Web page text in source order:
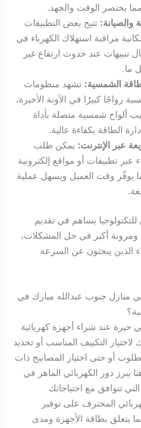
يختصر الوقت والجهد.
والصيانة: تتيح بعض التطبيقات
مراقبة استهلاك الكهرباء في
تنبيهات عند حدوث ارتفاع غير
ما.
الشمسية: تشهد منظومات
رواجًا كبيرًا في الآونة الأخيرة،
ألواح شمسية متصلة بأداة
الطاقة بكفاءة عالية.
عبر الإنترنت: يمكن طلب
عبر تطبيقات أو مواقع إلكترونية
يوفّر وقت العميل ويسهل عملية
للتكنولوجيا يساهم في تقديم
ومرونة أكبر في حل المشكلات،
الذين يبحثون عن السرعة
منازل جنوب عبدالله مبارك في
حيرة عند شراء أجهزة كهربائية
التكييف المناسب أو تحديد
أو حتى اختيار المصابيح ذات
يبرز دور الكهربائي الماهر في
تتوافق مع احتياجاتك
المحترف على توفير
يتعلق بطاقة الأجهزة ومدى